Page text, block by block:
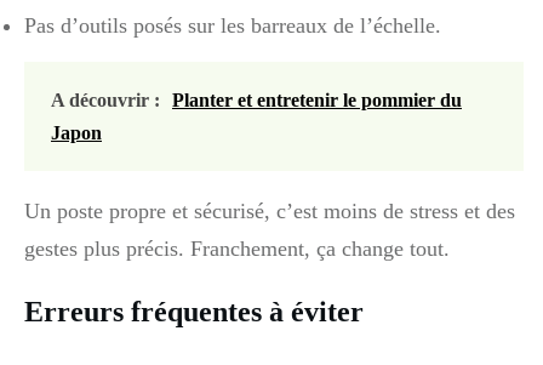
Pas d’outils posés sur les barreaux de l’échelle.
A découvrir :
Planter et entretenir le pommier du
Japon
Un poste propre et sécurisé, c’est moins de stress et des
gestes plus précis. Franchement, ça change tout.
Erreurs fréquentes à éviter